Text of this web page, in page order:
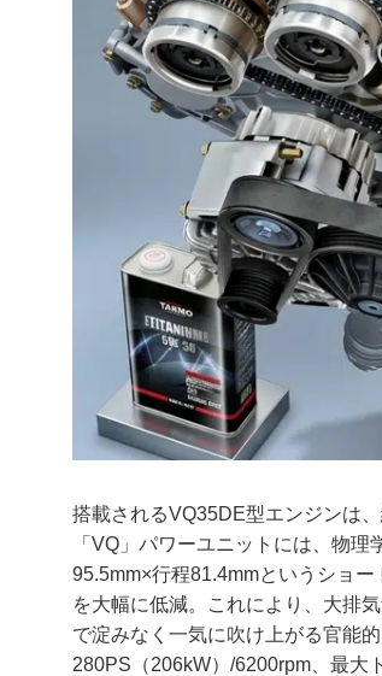
搭載されるVQ35DE型エンジンは
「VQ」パワーユニットには、物
95.5mm×行程81.4mmというショ
を大幅に低減。これにより、大排
で淀みなく一気に吹け上がる官能
280PS（206kW）/6200rpm、最大